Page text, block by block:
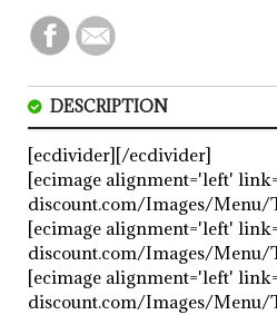
DESCRIPTION
CARACTERISTIQUES
AVIS (0)
[ecdivider][/ecdivider]
[ecimage alignment='left'
discount.com/Images/
[ecimage alignment='left'
discount.com/Images/
[ecimage alignment='left'
discount.com/Images/